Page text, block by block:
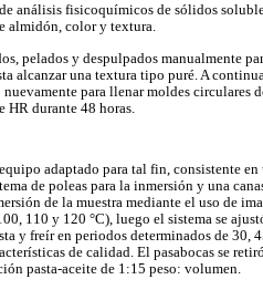
análisis fisicoquímicos de sólidos
almidón, color y textura.
pelados y despulpados manualmente
alcanzar una textura tipo puré. A
para llenar moldes circulares
HR durante 48 horas.
adaptado para tal fin, consistente
de poleas para la inmersión y una
de la muestra mediante el uso de
110 y 120 °C), luego el sistema se
y freír en periodos determinados de 30,
de calidad. El pasabocas se
pasta-aceite de 1:15 peso: volumen.